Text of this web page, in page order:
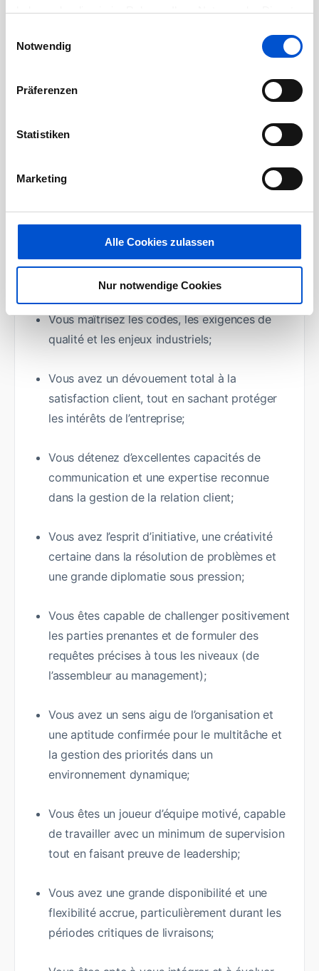
haben oder die sie im Rahmen Ihrer Nutzung der Dienste
Notwendig
Präferenzen
Statistiken
Marketing
Alle Cookies zulassen
Nur notwendige Cookies
Pilotage des risques et opportunités
problématiques complexes, l’initialisation de
plans de récupération sous contraintes, et la
prise de décisions équilibrées entre réactivité
industrielle et satisfaction client.
Votre profil:
ingénierie ou en maintenance aéronautique,
complété par une expérience confirmée de 10
ans minimum dans l’industrie;
Vous maîtrisez les codes, les exigences de
qualité et les enjeux industriels;
Vous avez un dévouement total à la
satisfaction client, tout en sachant protéger
les intérêts de l’entreprise;
Vous détenez d’excellentes capacités de
communication et une expertise reconnue
dans la gestion de la relation client;
Vous avez l’esprit d’initiative, une créativité
certaine dans la résolution de problèmes et
une grande diplomatie sous pression;
Vous êtes capable de challenger positivement
les parties prenantes et de formuler des
requêtes précises à tous les niveaux (de
l’assembleur au management);
Vous avez un sens aigu de l’organisation et
une aptitude confirmée pour le multitâche et
la gestion des priorités dans un
environnement dynamique;
Vous êtes un joueur d’équipe motivé, capable
de travailler avec un minimum de supervision
tout en faisant preuve de leadership;
Vous avez une grande disponibilité et une
flexibilité accrue, particulièrement durant les
périodes critiques de livraisons;